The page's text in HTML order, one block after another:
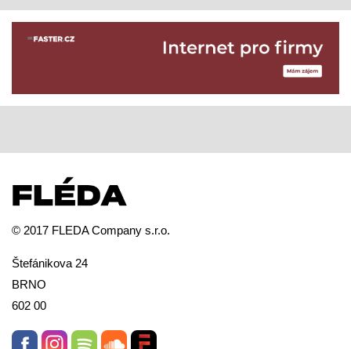
© 2017 FLEDA Company s.r.o.
Štefánikova 24
BRNO
602 00